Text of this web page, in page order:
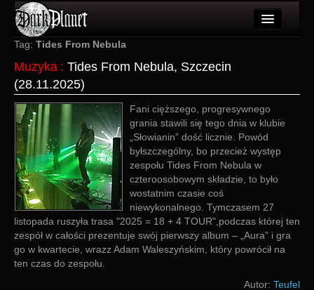
Artykuły
Użytkownicy
Wydarzenia
Galeria
Forum
Więcej
Login
Tag: Tides From Nebula
Muzyka : Tides From Nebula, Szczecin
(28.11.2025)
Fani cięższego, progresywnego
grania stawili się tego dnia w klubie
„Słowianin” dość licznie. Powód
byłszczególny, bo przecież występ
zespołu Tides From Nebula w
czteroosobowym składzie, to było
wostatnim czasie coś
niewykonalnego. Tymczasem 27
listopada ruszyła trasa "2025 = 18 + 4 TOUR",podczas której ten
zespół w całości prezentuje swój pierwszy album – „Aura” i gra
go w kwartecie, wrazz Adam Waleszyńskim, który powrócił na
ten czas do zespołu.
Autor: Teufel